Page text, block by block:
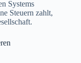
Systems
Steuern zahlt,